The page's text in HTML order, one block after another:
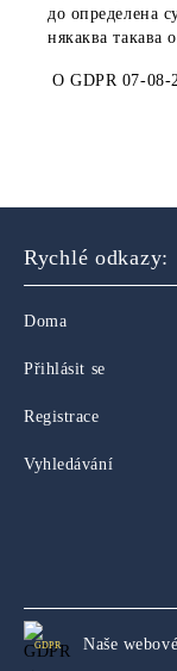
до определена
някаква такава
OGDPR 07-08-
Rychlé odkazy:
Doma
Přihlásit se
Registrace
Vyhledávání
GDPR Naše